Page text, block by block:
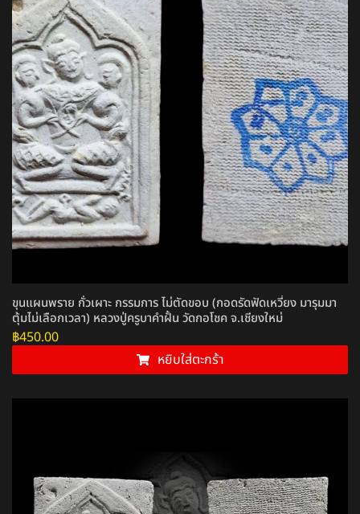
ขุนแผนพราย กั่วเผาะ กรรมการ ไม่ตัดขอบ (กอดรัดฟัดเหวี่ยง มารุมมา
ตุ้มไม่เลือกเวลา) หลวงปู่ครูบาคำฝั้น วัดกอโชค จ.เชียงใหม่
฿450.00
หยิบใส่ตะกร้า